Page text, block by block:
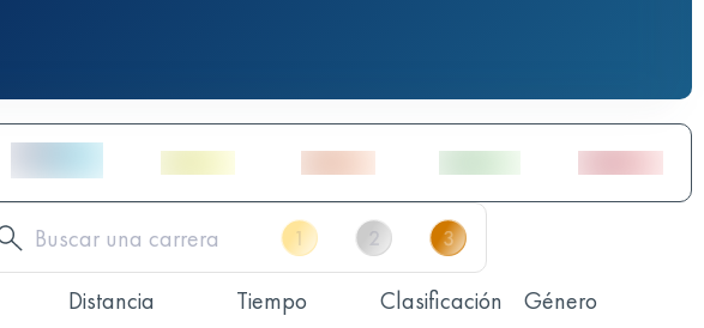
Distancia Tiempo Clasificación Género